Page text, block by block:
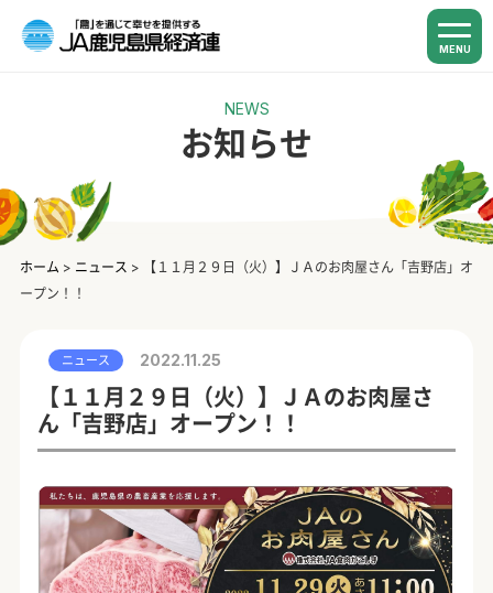
MENU
NEWS
お知らせ
ホーム > ニュース >
【１１月２９日（火）】ＪＡのお肉屋さん「吉野店」オ
ープン！！
ニュース 2022.11.25
【１１月２９日（火）】ＪＡのお肉屋さ
ん「吉野店」オープン！！